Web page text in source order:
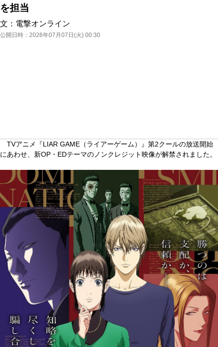
を担当
文： 電撃オンライン
公開日時： 2026年07月07日(火) 00:30
TVアニメ『LIAR GAME（ライアーゲーム）』第2クールの放送開始
にあわせ、新OP・EDテーマのノンクレジット映像が解禁されました。